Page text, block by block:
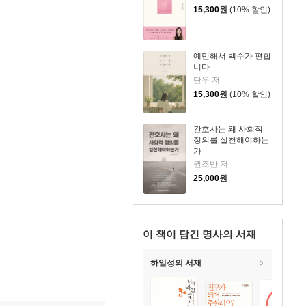
15,300원 (10% 할인)
예민해서 백수가 편합
니다
단우 저
15,300원 (10% 할인)
간호사는 왜 사회적
정의를 실천해야하는
가
권조반 저
25,000원
이 책이 담긴 명사의 서재
하일성의 서재